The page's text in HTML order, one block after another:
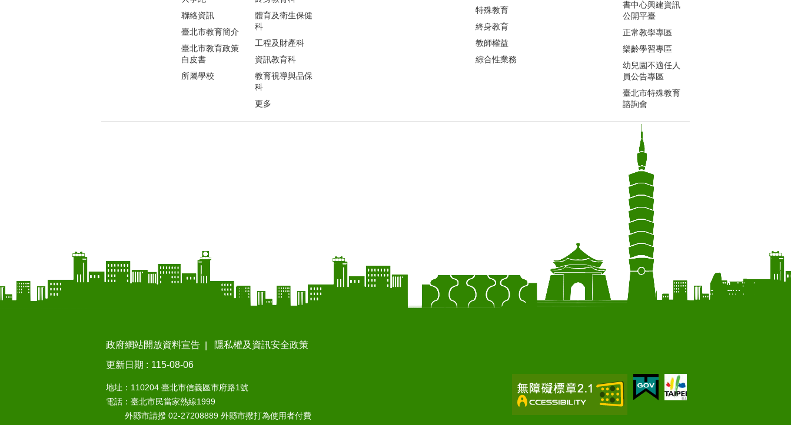
聯絡資訊
臺北市教育簡介
臺北市教育政策
白皮書
所屬學校
體育及衛生保健
科
工程及財產科
資訊教育科
教育視導與品保
科
更多
特殊教育
終身教育
教師權益
綜合性業務
書中心興建資訊
公開平臺
正常教學專區
樂齡學習專區
幼兒園不適任人
員公告專區
臺北市特殊教育
諮詢會
政府網站開放資料宣告
隱私權及資訊安全政策
更新日期
115-08-06
地址：110204 臺北市信義區市府路1號
電話：臺北市民當家熱線1999
外縣市請撥 02-27208889 外縣市撥打為使用者付費